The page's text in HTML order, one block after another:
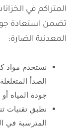
المتراكم في
تضمن استعادة
المعدنية الضارة:
نستخدم مواد
الصدأ
جودة المياه
نطبق تقنيات
المترسبة في